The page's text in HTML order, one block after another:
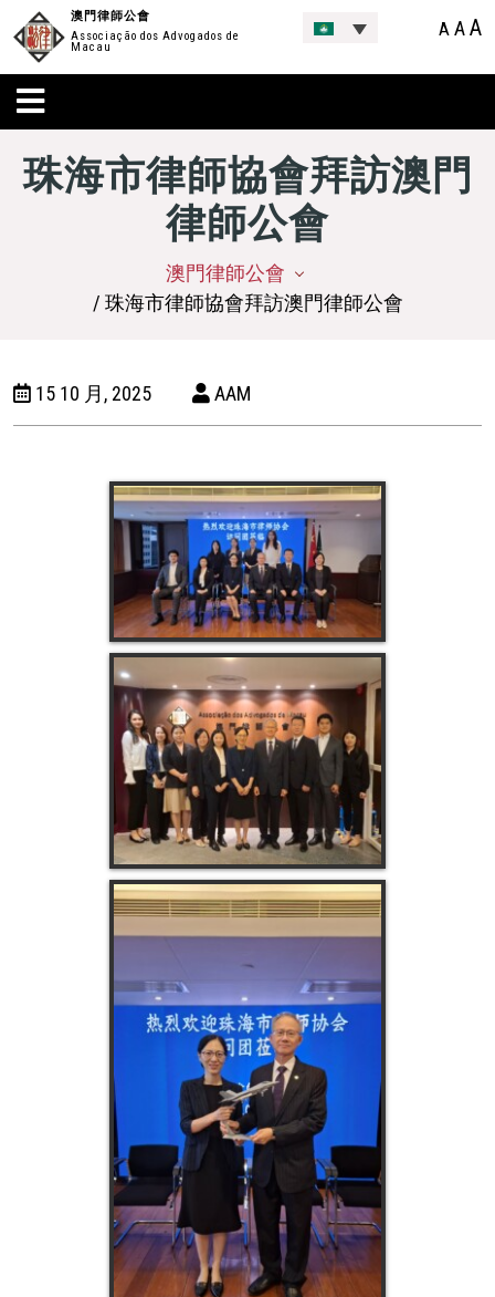
澳門律師公會
Associação dos Advogados de
Macau
A AA
珠海市律師協會拜訪澳門
律師公會
澳門律師公會
/ 珠海市律師協會拜訪澳門律師公會
15 10 月, 2025 AAM